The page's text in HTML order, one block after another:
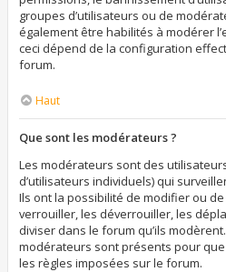
groupes d’utilisateurs ou de
également être habilités à modérer
ceci dépend de la configuration
forum.
Haut
Que sont les modérateurs ?
Les modérateurs sont des
d’utilisateurs individuels) qui
Ils ont la possibilité de modifier ou
verrouiller, les déverrouiller, les
diviser dans le forum qu’ils
modérateurs sont présents pour
les règles imposées sur le forum.